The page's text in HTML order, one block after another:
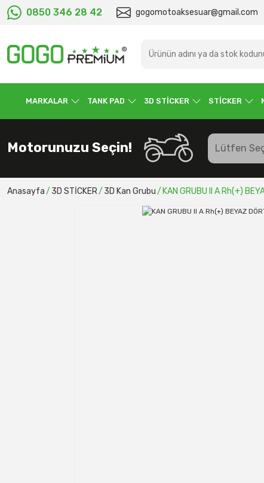
0850 346 28 42 gogomotoaksesuar@gmail.com
MARKALAR TANK PAD 3D STİCKER STİCKER
Motorunuzu Seçin!
Anasayfa 3D STİCKER 3D Kan Grubu KAN GRUBU II A Rh(+)